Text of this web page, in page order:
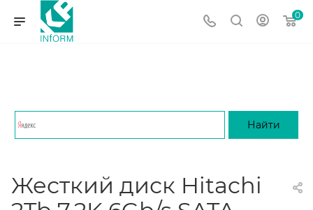
0
Жесткий диск Hitachi